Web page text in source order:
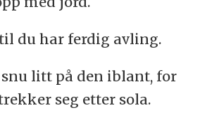
du har ferdig avling.
litt på den iblant, for
seg etter sola.